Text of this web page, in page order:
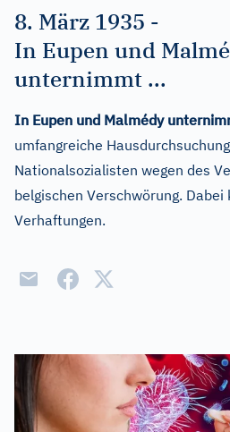
8. März 1935 -
In Eupen und
unternimmt ...
In Eupen und Malmédy
umfangreiche
Nationalsozialisten wegen des
belgischen Verschwörung.
Verhaftungen.